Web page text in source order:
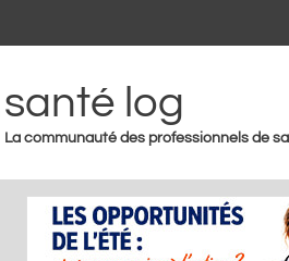
santé log
La communauté des professionnels de